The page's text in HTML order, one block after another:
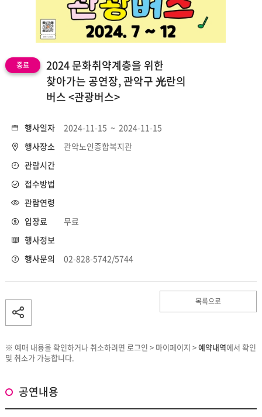
종료
2024 문화취약계층을 위한
찾아가는 공연장, 관악구 光란의
버스 <관광버스>
행사일자
2024-11-15 ~ 2024-11-15
행사장소
관악노인종합복지관
관람시간
접수방법
관람연령
입장료
무료
행사정보
행사문의
02-828-5742/5744
목록으로
※ 예매 내용을 확인하거나 취소하려면 로그인 > 마이페이지 >예약내역에서 확인
및 취소가 가능합니다.
공연내용